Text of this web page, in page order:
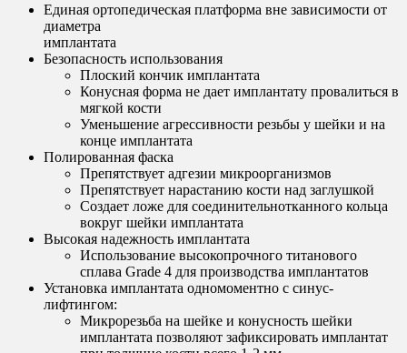
Единая ортопедическая платформа вне зависимости от
диаметра
имплантата
Безопасность использования
Плоский кончик имплантата
Конусная форма не дает имплантату провалиться в
мягкой кости
Уменьшение агрессивности резьбы у шейки и на
конце имплантата
Полированная фаска
Препятствует адгезии микроорганизмов
Препятствует нарастанию кости над заглушкой
Создает ложе для соединительнотканного кольца
вокруг шейки имплантата
Высокая надежность имплантата
Использование высокопрочного титанового
сплава Grade 4 для производства имплантатов
Установка имплантата одномоментно с синус-
лифтингом:
Микрорезьба на шейке и конусность шейки
имплантата позволяют зафиксировать имплантат